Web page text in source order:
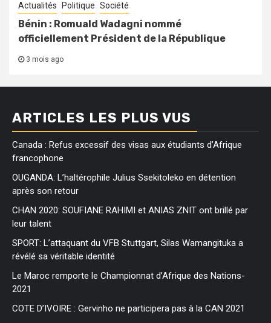
Actualités Politique Société
Bénin : Romuald Wadagni nommé
officiellement Président de la République
3 mois ago
ARTICLES LES PLUS VUS
Canada : Refus excessif des visas aux étudiants d’Afrique
francophone
OUGANDA: L’haltérophile Julius Ssekitoleko en détention
après son retour
CHAN 2020: SOUFIANE RAHIMI et ANIAS ZNIT ont brillé par
leur talent
SPORT: L’attaquant du VFB Stuttgart, Silas Wamangituka a
révélé sa véritable identité
Le Maroc remporte le Championnat d’Afrique des Nations-
2021
COTE D’IVOIRE : Gervinho ne participera pas à la CAN 2021